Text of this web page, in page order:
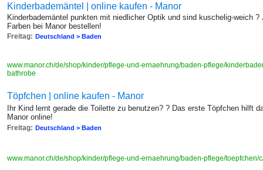
Kinderbademäntel | online kaufen - Manor
Kinderbademäntel punkten mit niedlicher Optik und sind kuschelig-weich
Farben bei Manor bestellen!
Freitag: Deutschland > Baden
www.manor.ch/de/shop/kinder/pflege-und-ernaehrung/baden-pflege/
bathrobe
Töpfchen | online kaufen - Manor
Ihr Kind lernt gerade die Toilette zu benutzen? ? Das erste Töpfchen hilft
Manor online!
Freitag: Deutschland > Baden
www.manor.ch/de/shop/kinder/pflege-und-ernaehrung/baden-pflege/